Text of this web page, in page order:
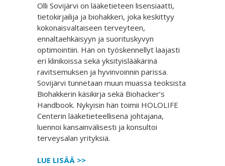
Olli Sovijärvi on lääketieteen lisensiaatti,
tietokirjailija ja biohakkeri, joka keskittyy
kokonaisvaltaiseen terveyteen,
ennaltaehkäisyyn ja suorituskyvyn
optimointiin. Hän on työskennellyt laajasti
eri klinikoissa sekä yksityislääkärinä
ravitsemuksen ja hyvinvoinnin parissa.
Sovijärvi tunnetaan muun muassa teoksista
Biohakkerin käsikirja sekä Biohacker’s
Handbook. Nykyisin hän toimii HOLOLIFE
Centerin lääketieteellisenä johtajana,
luennoi kansainvälisesti ja konsultoi
terveysalan yrityksiä.
LUE LISÄÄ >>